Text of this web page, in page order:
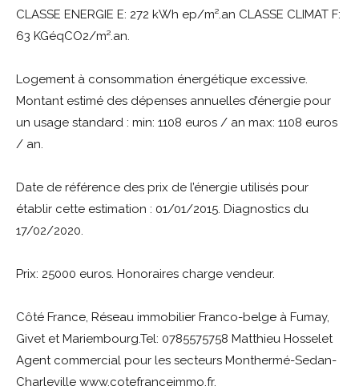
CLASSE ENERGIE E: 272 kWh ep/m².an CLASSE CLIMAT F:
63 KGéqCO2/m².an.
Logement à consommation énergétique excessive.
Montant estimé des dépenses annuelles d’énergie pour
un usage standard : min: 1108 euros / an max: 1108 euros
/ an.
Date de référence des prix de l’énergie utilisés pour
établir cette estimation : 01/01/2015. Diagnostics du
17/02/2020.
Prix: 25000 euros. Honoraires charge vendeur.
Côté France, Réseau immobilier Franco-belge à Fumay,
Givet et Mariembourg.Tel: 0785575758 Matthieu Hosselet
Agent commercial pour les secteurs Monthermé-Sedan-
Charleville www.cotefranceimmo.fr.